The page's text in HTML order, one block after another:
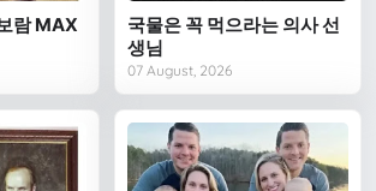
람 MAX
국물은 꼭 먹으라는 의사 선
생님
07 August, 2026